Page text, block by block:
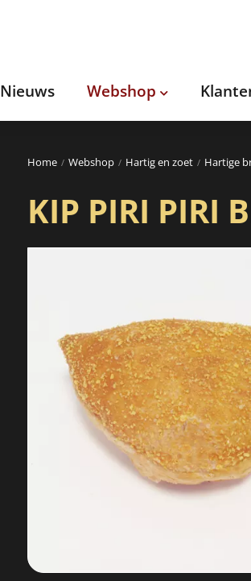
Nieuws Webshop
Home Webshop Hartig en zoet Hartige
KIP PIRI PIRI